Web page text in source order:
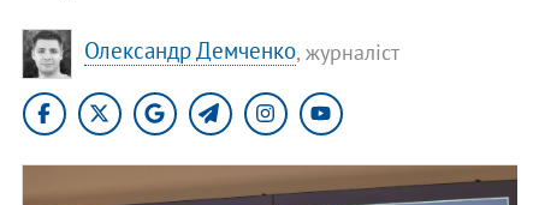
Олександр Демченко, журналіст